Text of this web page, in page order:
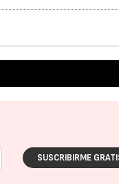
SUSCRIBIRME